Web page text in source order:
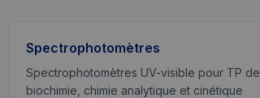
Spectrophotomètres
Spectrophotomètres UV-visible pour TP de
biochimie, chimie analytique et cinétique